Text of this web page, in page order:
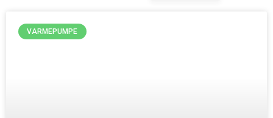
VARMEPUMPE